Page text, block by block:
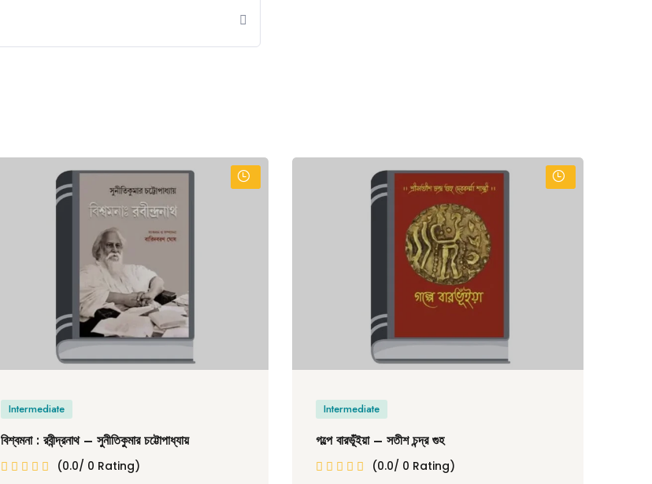
Intermediate
বিশ্বমনা : রবীন্দ্রনাথ – সুনীতিকুমার চট্টোপাধ্যায়
(0.0/ 0 Rating)
Intermediate
গল্পে বারভূঁইয়া – সতীশ চন্দ্র গুহ
(0.0/ 0 Rating)